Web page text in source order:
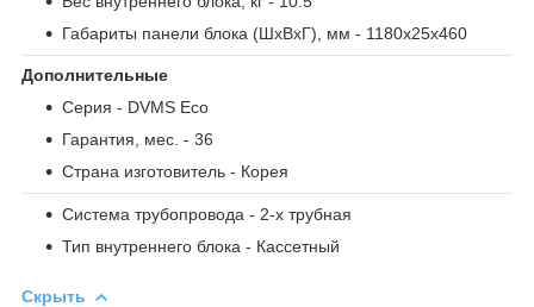
Габариты панели блока (ШxВxГ), мм - 1180x25x460
Дополнительные
Серия - DVMS Eco
Гарантия, мес. - 36
Страна изготовитель - Корея
Система трубопровода - 2-х трубная
Тип внутреннего блока - Кассетный
Скрыть